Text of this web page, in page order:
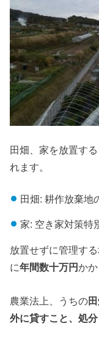
田畑、家を放置す
れます。
田畑: 耕作放棄地
家: 空き家対策特
放置せずに管理す
に年間数十万円かか
農業法上、うちの
外に貸すこと、処